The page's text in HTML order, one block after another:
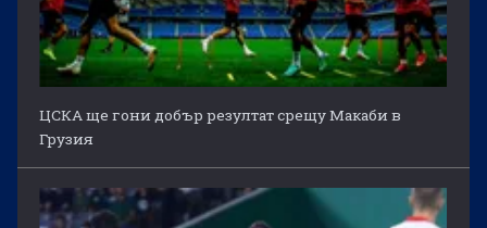
ЦСКА ще гони добър резултат срещу Макаби в
Грузия